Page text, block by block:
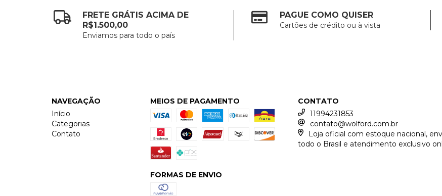
FRETE GRÁTIS ACIMA DE
R$1.500,00
Enviamos para todo o país
PAGUE COMO QUISER
Cartões de crédito ou à vista
NAVEGAÇÃO
Início
Categorias
Contato
MEIOS DE PAGAMENTO
FORMAS DE ENVIO
CONTATO
11994231853
contato@wolford.com.br
Loja oficial com estoque nacional,
todo o Brasil e atendimento exclusivo